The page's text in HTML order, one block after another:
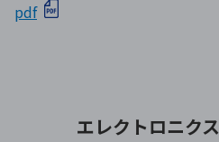
pdf
エレクトロニク